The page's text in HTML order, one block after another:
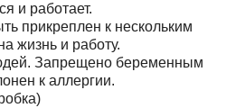
и работает.
прикреплен к нескольким
жизнь и работу.
Запрещено беременным
к аллергии.